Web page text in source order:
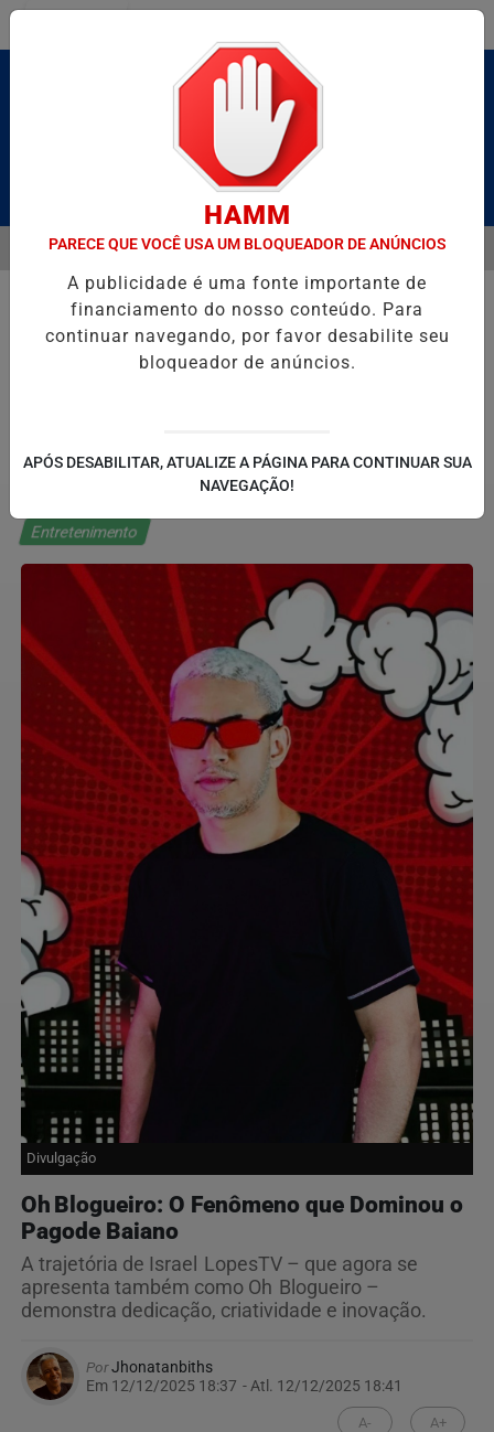
Pesquisar Notícia
E CAIQUE PIMENTA COM O MELHOR DO AXÉ DAS ANTIGAS
EM ALTA
MENU
Entretenimento
Divulgação
Oh Blogueiro: O Fenômeno que Dominou o
Pagode Baiano
A trajetória de Israel LopesTV – que agora se
apresenta também como Oh Blogueiro –
demonstra dedicação, criatividade e inovação.
PorJhonatanbiths
Em 12/12/2025 18:37 - Atl. 12/12/2025 18:41
A- A+
HAMM
PARECE QUE VOCÊ USA UM BLOQUEADOR DE ANÚNCIOS
A publicidade é uma fonte importante de
financiamento do nosso conteúdo. Para
continuar navegando, por favor desabilite seu
bloqueador de anúncios.
APÓS DESABILITAR, ATUALIZE A PÁGINA PARA CONTINUAR SUA
NAVEGAÇÃO!